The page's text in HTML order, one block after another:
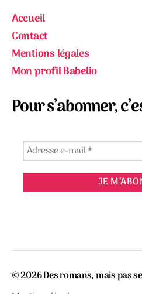
Accueil
Contact
Mentions légales
Mon profil Babelio
Pour s’abonner,
© 2026Des romans, mais pas